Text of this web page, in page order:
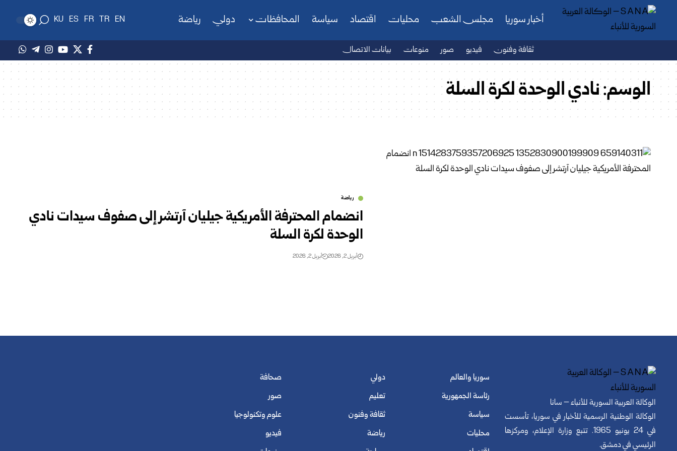
أخبار سوريا مجلس الشعب محليات اقتصاد سياسة المحافظات دولي رياضة EN
TR
FR
ES
KU
ثقافة وفنون فيديو صور منوعات بيانات الاتصال
الوسم:نادي الوحدة لكرة السلة
رياضة
انضمام المحترفة الأمريكية جيليان آرتشر إلى صفوف سيدات نادي
الوحدة لكرة السلة
أبريل 2, 2026 أبريل 2, 2026
الوكالة العربية السورية للأنباء – سانا
الوكالة الوطنية الرسمية للأخبار في سوريا، تأسست
في 24 يونيو 1965. تتبع وزارة الإعلام، ومركزها
الرئيسي في دمشق.
سوريا والعالم
رئاسة الجمهورية
سياسة
محليات
دولي
تعليم
ثقافة وفنون
رياضة
صحافة
صور
علوم وتكنولوجيا
فيديو